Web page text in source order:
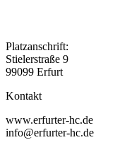
Platzanschrift:
Stielerstraße 9
99099 Erfurt
Kontakt
www.erfurter-hc.de
info@erfurter-hc.de